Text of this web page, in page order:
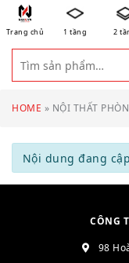
Trang chủ 1 tầng 2
HOME » NỘI THẤT
Nội dung đang
CÔNG
98